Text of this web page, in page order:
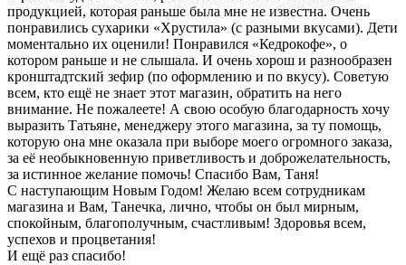
продукцией, которая раньше была мне не известна. Очень
понравились сухарики «Хрустила» (с разными вкусами). Дети
моментально их оценили! Понравился «Кедрокофе», о
котором раньше и не слышала. И очень хорош и разнообразен
кронштадтский зефир (по оформлению и по вкусу). Советую
всем, кто ещё не знает этот магазин, обратить на него
внимание. Не пожалеете! А свою особую благодарность хочу
выразить Татьяне, менеджеру этого магазина, за ту помощь,
которую она мне оказала при выборе моего огромного заказа,
за её необыкновенную приветливость и доброжелательность,
за истинное желание помочь! Спасибо Вам, Таня!
С наступающим Новым Годом! Желаю всем сотрудникам
магазина и Вам, Танечка, лично, чтобы он был мирным,
спокойным, благополучным, счастливым! Здоровья всем,
успехов и процветания!
И ещё раз спасибо!